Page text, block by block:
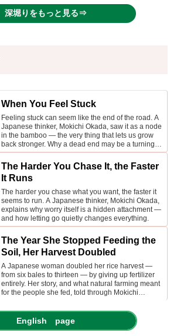
します。
深堀りをもっと見る⇒
When You Feel Stuck
Feeling stuck can seem like the end of the road. A
Japanese thinker, Mokichi Okada, saw it as a node
in the bamboo — the very thing that lets us grow
back stronger. Why a dead end may be a turning
point.
The Harder You Chase It, the Faster
It Runs
The harder you chase what you want, the faster it
seems to run. A Japanese thinker, Mokichi Okada,
explains why worry itself is a hidden attachment —
and how letting go quietly changes everything.
The Year She Stopped Feeding the
Soil, Her Harvest Doubled
A Japanese woman doubled her rice harvest —
from six bales to thirteen — by giving up fertilizer
entirely. Her story, and what natural farming meant
for the people she fed, told through Mokichi
English page